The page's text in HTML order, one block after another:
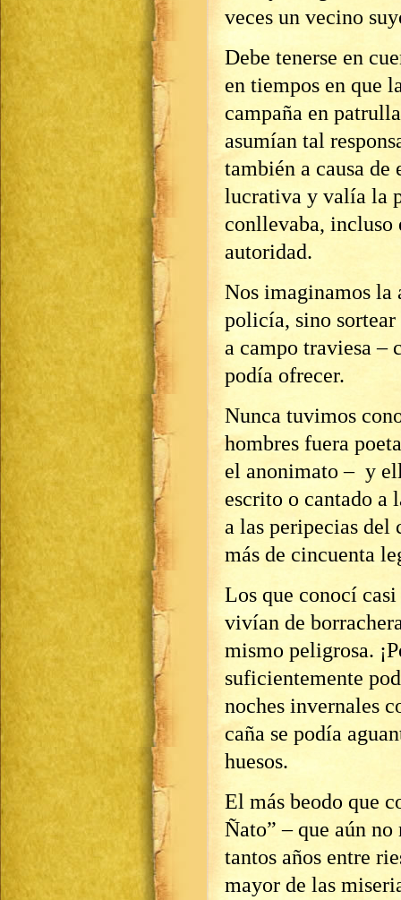
veces un vecino
Debe tenerse en
en tiempos en que
campaña en
asumían tal
también a causa
lucrativa y valía la
conllevaba, incluso
autoridad.
Nos imaginamos la
policía, sino sortear
a campo traviesa –
podía ofrecer.
Nunca tuvimos
hombres fuera
el anonimato – y
escrito o cantado a
a las peripecias del
más de cincuenta
Los que conocí
vivían de
mismo peligrosa.
suficientemente
noches invernales
caña se podía
huesos.
El más beodo que
Ñato” – que aún
tantos años entre
mayor de las